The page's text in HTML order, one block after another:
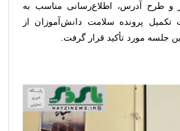
و طرح آدرس، اطلاع‌رسانی مناسب به
تکمیل پرونده سلامت دانش‌آموزان از
جلسه مورد تأکید قرار گرفت.